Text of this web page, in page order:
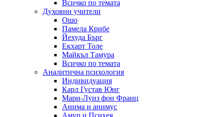
Всичко по темата
Духовни учители
Ошо
Памела Крибе
Йехуда Бърг
Екхарт Толе
Майкъл Тамура
Всичко по темата
Аналитична психология
Индивидуация
Карл Густав Юнг
Мари-Луиз фон Франц
Анима и анимус
Амур и Психея